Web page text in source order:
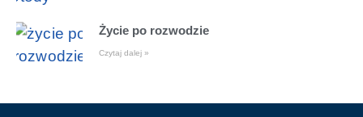
Życie po rozwodzie
Czytaj dalej »